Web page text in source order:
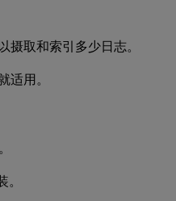
摄取和索引多少日志。
适用。